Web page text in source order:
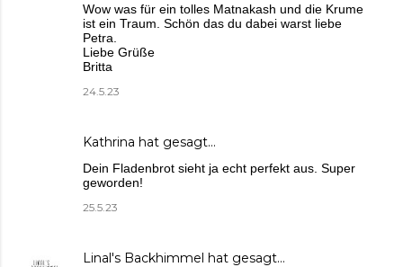
Wow was für ein tolles Matnakash und die Krume
ist ein Traum. Schön das du dabei warst liebe
Petra.
Liebe Grüße
Britta
24.5.23
Kathrina hat gesagt…
Dein Fladenbrot sieht ja echt perfekt aus. Super
geworden!
25.5.23
Linal's Backhimmel hat gesagt…